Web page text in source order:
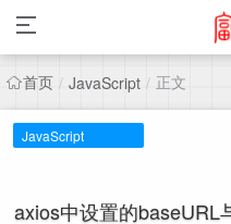
首页 / JavaScript / 正文
JavaScript
axios中设置的baseURL